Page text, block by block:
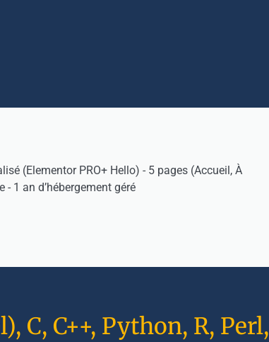
(Elementor PRO+ Hello) - 5 pages (Accueil, À
1 an d’hébergement géré
C, C++, Python, R, Perl,